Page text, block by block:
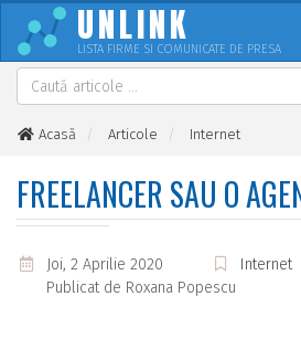
UNLINK
LISTA FIRME SI COMUNICATE DE PRESA
Acasă Articole
Internet
FREELANCER SAU O
Joi, 2 Aprilie 2020
Internet
Publicat de Roxana Popescu